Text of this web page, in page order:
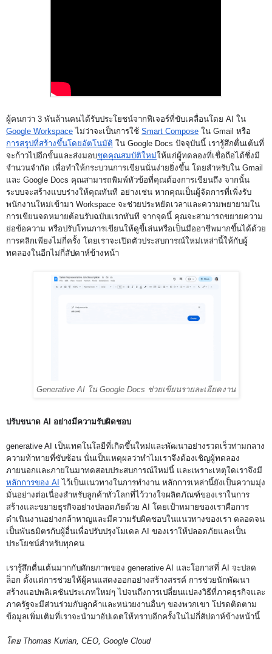
Google Workspace ไม่ว่าจะเป็นการใช้ Smart Compose
การสรุปที่สร้างขึ้นโดยอัตโนมัติ ใน Google Docs ปัจจุบันนี้ เรารู้สึกตื่นเต้นที่
จะก้าวไปอีกขั้นและส่งมอบชุดคุณสมบัติใหม่ให้แก่ผู้ทดลองที่เชื่อถือได้ซึ่งมี
จำนวนจำกัด เพื่อทำให้กระบวนการเขียนนั่นง่ายยิ่งขึ้น โดยสำหรับใน Gmail
และ Google Docs คุณสามารถพิมพ์หัวข้อที่คุณต้องการเขียนถึง จากนั้น
ระบบจะสร้างแบบร่างให้คุณทันที อย่างเช่น หากคุณเป็นผู้จัดการที่เพิ่งรับ
พนักงานใหม่เข้ามา Workspace จะช่วยประหยัดเวลาและความพยายามใน
การเขียนจดหมายต้อนรับฉบับแรกทันที จากจุดนี้ คุณจะสามารถขยายความ
ย่อข้อความ หรือปรับโทนการเขียนให้ดูขี้เล่นหรือเป็นมืออาชีพมากขึ้นได้ด้วย
การคลิกเพียงไม่กี่ครั้ง โดยเราจะเปิดตัวประสบการณ์ใหม่เหล่านี้ให้กับผู้
ทดลองในอีกไม่กี่สัปดาห์ข้างหน้า
Generative AI ใน Google Docs ช่วยเขียนรายละเอียดงาน
ปรับขนาด AI อย่างมีความรับผิดชอบ
generative AI เป็นเทคโนโลยีที่เกิดขึ้นใหม่และพัฒนาอย่างรวดเร็วท่ามกลาง
ความท้าทายที่ซับซ้อน นั่นเป็นเหตุผลว่าทำไมเราจึงต้องเชิญผู้ทดลอง
หลักการของ AI ไว้เป็นแนวทางในการทำงาน หลักการเหล่านี้ยังเป็นความมุ่ง
มั่นอย่างต่อเนื่องสำหรับลูกค้าทั่วโลกที่ไว้วางใจผลิตภัณฑ์ของเราในการ
สร้างและขยายธุรกิจอย่างปลอดภัยด้วย AI โดยเป้าหมายของเราคือการ
ดำเนินงานอย่างกล้าหาญและมีความรับผิดชอบในแนวทางของเรา ตลอดจน
เป็นพันธมิตรกับผู้อื่นเพื่อปรับปรุงโมเดล AI ของเราให้ปลอดภัยและเป็น
ประโยชน์สำหรับทุกคน
เรารู้สึกตื่นเต้นมากกับศักยภาพของ generative AI และโอกาสที่ AI จะปลด
ล็อก ตั้งแต่การช่วยให้ผู้คนแสดงออกอย่างสร้างสรรค์ การช่วยนักพัฒนา
สร้างแอปพลิเคชันประเภทใหม่ๆ ไปจนถึงการเปลี่ยนแปลงวิธีที่ภาคธุรกิจและ
ภาครัฐจะมีส่วนร่วมกับลูกค้าและหน่วยงานอื่นๆ ของพวกเขา โปรดติดตาม
ข้อมูลเพิ่มเติมที่เราจะนำมาอัปเดตให้ทราบอีกครั้งในไม่กี่สัปดาห์ข้างหน้านี้
โดย Thomas Kurian, CEO, Google Cloud